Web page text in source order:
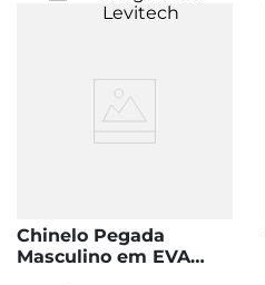
Chinelo Pegada
Masculino em EVA